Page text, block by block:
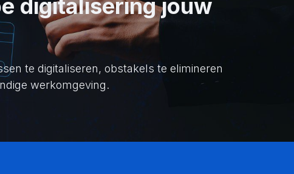
digitalisering jouw
te digitaliseren, obstakels te elimineren
werkomgeving.